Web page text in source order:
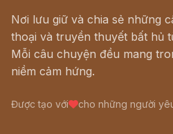
Nơi lưu giữ và chia sẻ những
thoại và truyền thuyết bất hủ
Mỗi câu chuyện đều mang
niềm cảm hứng.
Được tạo với cho những người